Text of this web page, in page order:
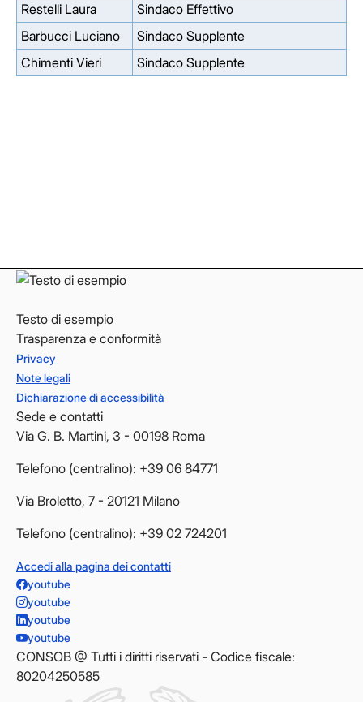
Restelli Laura
Sindaco Effettivo
Barbucci Luciano
Sindaco Supplente
Chimenti Vieri
Sindaco Supplente
Testo di esempio
Trasparenza e conformità
Privacy
Note legali
Dichiarazione di accessibilità
Sede e contatti
Via G. B. Martini, 3 - 00198 Roma
Telefono (centralino): +39 06 84771
Via Broletto, 7 - 20121 Milano
Telefono (centralino): +39 02 724201
Accedi alla pagina dei contatti
youtube
youtube
youtube
youtube
CONSOB @ Tutti i diritti riservati - Codice fiscale:
80204250585